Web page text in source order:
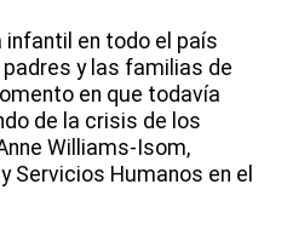
infantil en todo el país
y las familias de
en que todavía
de la crisis de los
Williams-Isom,
Servicios Humanos en el